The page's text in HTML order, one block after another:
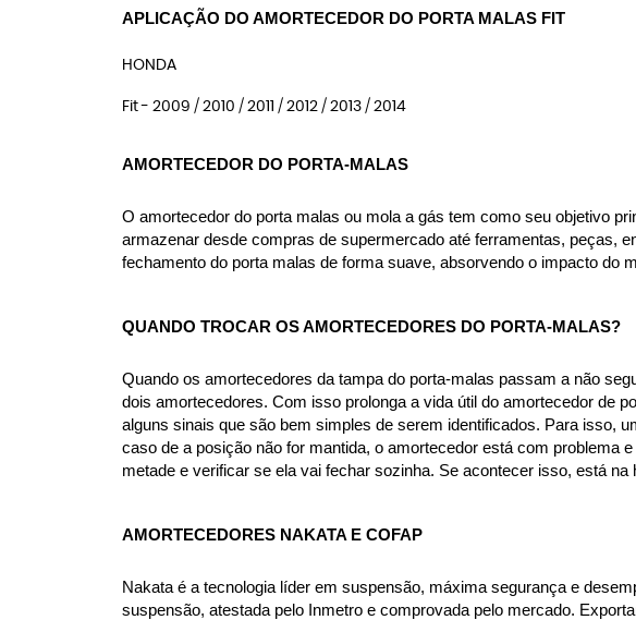
APLICAÇÃO DO AMORTECEDOR DO PORTA MALAS FIT
HONDA
Fit - 2009 / 2010 / 2011 / 2012 / 2013 / 2014
AMORTECEDOR DO PORTA-MALAS
O amortecedor do porta malas ou mola a gás tem como seu objetivo
armazenar desde compras de supermercado até ferramentas, peças,
fechamento do porta malas de forma suave, absorvendo o impacto do
QUANDO TROCAR OS AMORTECEDORES DO PORTA-MALAS?
Quando os amortecedores da tampa do porta-malas passam a não
dois amortecedores. Com isso prolonga a vida útil do amortecedor de
alguns sinais que são bem simples de serem identificados. Para isso,
caso de a posição não for mantida, o amortecedor está com problema
metade e verificar se ela vai fechar sozinha. Se acontecer isso, está
AMORTECEDORES NAKATA E COFAP
Nakata é a tecnologia líder em suspensão, máxima segurança e
suspensão, atestada pelo Inmetro e comprovada pelo mercado.